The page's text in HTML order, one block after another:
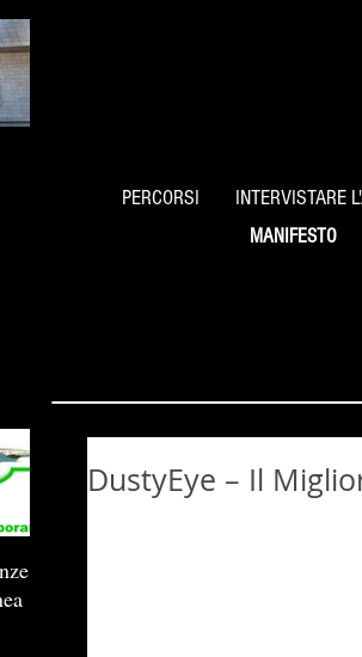
PERCORSI INTERVISTARE
MANIFESTO
DustyEye – Il